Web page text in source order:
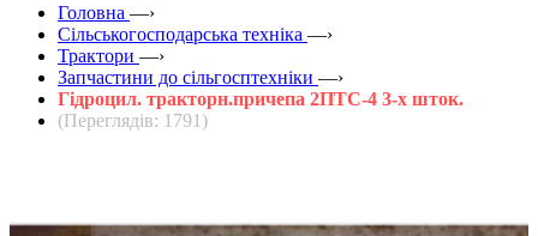
Головна —›
Сільськогосподарська техніка —›
Трактори —›
Запчастини до сільгосптехніки —›
Гідроцил. тракторн.причепа 2ПТС-4 3-х шток.
(Переглядів: 1791)